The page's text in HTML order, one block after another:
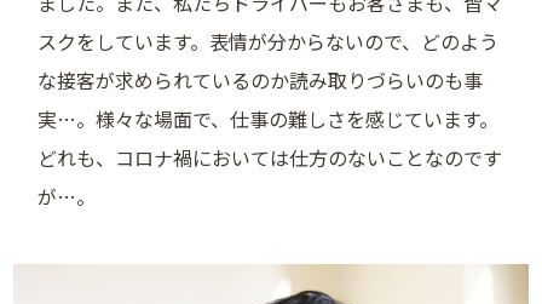
スクをしています。表情が分からないので、どのよう
な接客が求められているのか読み取りづらいのも事
実…。様々な場面で、仕事の難しさを感じています。
どれも、コロナ禍においては仕方のないことなのです
が…。